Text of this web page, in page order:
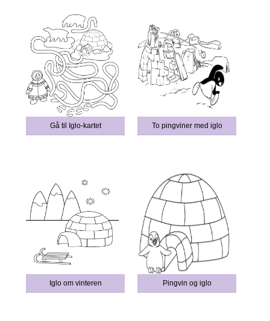
Gå til Iglo-kartet To pingviner med iglo
Iglo om vinteren Pingvin og iglo